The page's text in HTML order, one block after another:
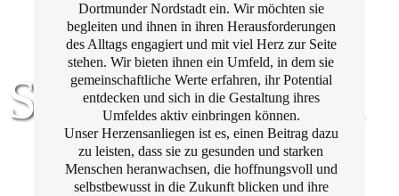
Stern im Norden
Dortmunder Nordstadt ein. Wir möchten sie
begleiten und ihnen in ihren Herausforderungen
des Alltags engagiert und mit viel Herz zur Seite
stehen. Wir bieten ihnen ein Umfeld, in dem sie
gemeinschaftliche Werte erfahren, ihr Potential
entdecken und sich in die Gestaltung ihres
Umfeldes aktiv einbringen können.
Unser Herzensanliegen ist es, einen Beitrag dazu
zu leisten, dass sie zu gesunden und starken
Menschen heranwachsen, die hoffnungsvoll und
selbstbewusst in die Zukunft blicken und ihre